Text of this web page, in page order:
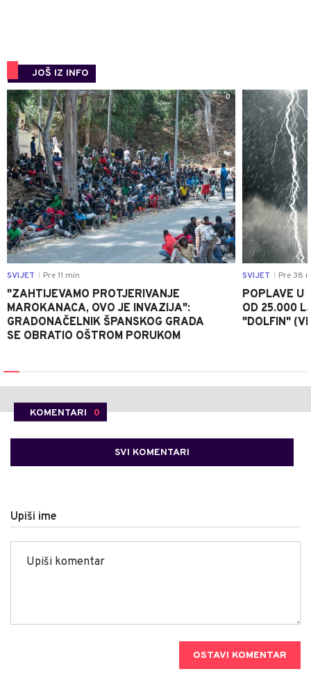
JOŠ IZ INFO
0
SVIJET Pre 11 min
"ZAHTIJEVAMO PROTJERIVANJE
MAROKANACA, OVO JE INVAZIJA":
GRADONAČELNIK ŠPANSKOG GRADA
SE OBRATIO OŠTROM PORUKOM
SVIJET Pre 38
POPLAVE U
OD 25.000
"DOLFIN"
KOMENTARI 0
SVI KOMENTARI
Upiši ime
OSTAVI KOMENTAR